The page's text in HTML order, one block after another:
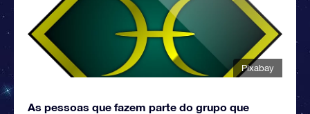
Pixabay
As pessoas que fazem parte do grupo que